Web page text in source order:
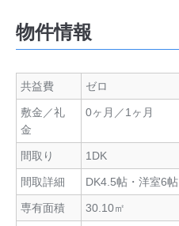
物件情報
共益費 ゼロ
敷金／礼
金
0ヶ月／1ヶ月
間取り 1DK
間取詳細 DK4.5帖・洋室6帖
専有面積 30.10㎡